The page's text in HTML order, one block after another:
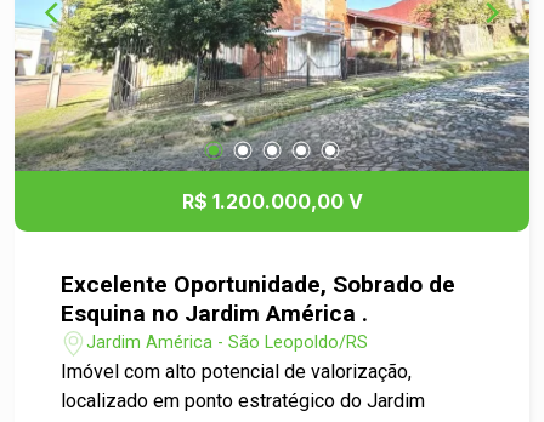
e bem localizados de São Leopoldo.
R$ 1.200.000,00 V
Excelente Oportunidade, Sobrado de
Esquina no Jardim América .
Jardim América - São Leopoldo/RS
Imóvel com alto potencial de valorização,
localizado em ponto estratégico do Jardim